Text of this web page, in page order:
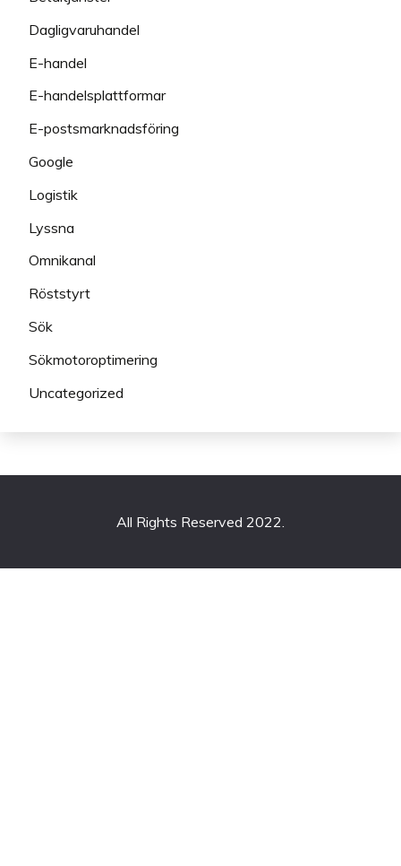
Dagligvaruhandel
E-handel
E-handelsplattformar
E-postsmarknadsföring
Google
Logistik
Lyssna
Omnikanal
Röststyrt
Sök
Sökmotoroptimering
Uncategorized
All Rights Reserved 2022.